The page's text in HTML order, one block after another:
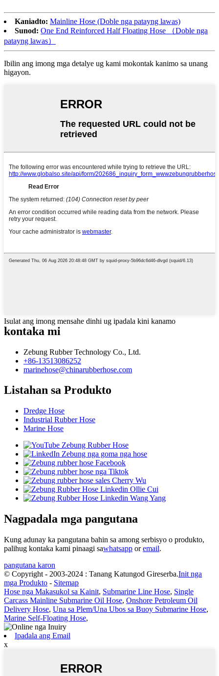
Kaniadto: Mainline Hose (Doble nga patayng lawas)
Sunod: One End Reinforced Half Floating Hose （Doble nga
patayng lawas）
Ibilin ang imong mga detalye ug kami mokontak kanimo sa unang
higayon.
Isulat ang imong mensahe dinhi ug ipadala kini kanamo
kontaka mi
Zebung Rubber Technology Co., Ltd.
+86-13513086252
marinehose@chinarubberhose.com
Listahan sa Produkto
Dredge Hose
Industrial Rubber Hose
Marine Hose
Nagpadala mga pangutana
Kung adunay ka pangutana bahin sa among serbisyo o produkto,
palihug kontaka kami pinaagi sawhatsapp oremail.
pangutana karon
© Copyright - 2003-2024 : Tanang Katungod Gireserba.Init nga
mga Produkto - Sitemap
Hose nga Makasukol sa Kainit, Submarine Line Hose, Single
Carcass Mainline Submarine Oil Hose, Onshore Petroleum Oil
Delivery Hose, Una sa Plem/Una Ubos sa Buoy Submarine Hose,
Marine Self-Floating Hose,
Ipadala ang Email
x